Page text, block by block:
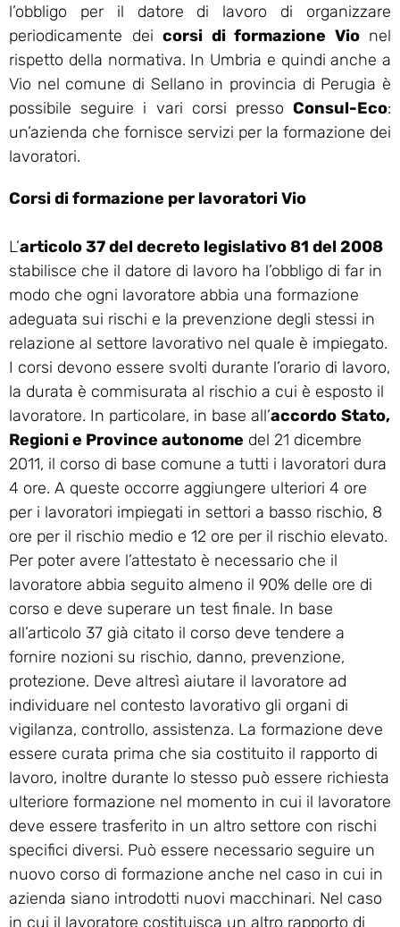
l’obbligo per il datore di lavoro di organizzare
periodicamente dei corsi di formazione Vionel
rispetto della normativa. In Umbria e quindi anche a
Vio nel comune di Sellano in provincia di Perugia è
possibile seguire i vari corsi presso Consul-Eco:
un’azienda che fornisce servizi per la formazione dei
lavoratori.
Corsi di formazione per lavoratori Vio
L’articolo 37 del decreto legislativo 81 del 2008
stabilisce che il datore di lavoro ha l’obbligo di far in
modo che ogni lavoratore abbia una formazione
adeguata sui rischi e la prevenzione degli stessi in
relazione al settore lavorativo nel quale è impiegato.
I corsi devono essere svolti durante l’orario di lavoro,
la durata è commisurata al rischio a cui è esposto il
lavoratore. In particolare, in base all’accordo Stato,
Regioni e Province autonome del 21 dicembre
2011, il corso di base comune a tutti i lavoratori dura
4 ore. A queste occorre aggiungere ulteriori 4 ore
per i lavoratori impiegati in settori a basso rischio, 8
ore per il rischio medio e 12 ore per il rischio elevato.
Per poter avere l’attestato è necessario che il
lavoratore abbia seguito almeno il 90% delle ore di
corso e deve superare un test finale. In base
all’articolo 37 già citato il corso deve tendere a
fornire nozioni su rischio, danno, prevenzione,
protezione. Deve altresì aiutare il lavoratore ad
individuare nel contesto lavorativo gli organi di
vigilanza, controllo, assistenza. La formazione deve
essere curata prima che sia costituito il rapporto di
lavoro, inoltre durante lo stesso può essere richiesta
ulteriore formazione nel momento in cui il lavoratore
deve essere trasferito in un altro settore con rischi
specifici diversi. Può essere necessario seguire un
nuovo corso di formazione anche nel caso in cui in
azienda siano introdotti nuovi macchinari. Nel caso
in cui il lavoratore costituisca un altro rapporto di